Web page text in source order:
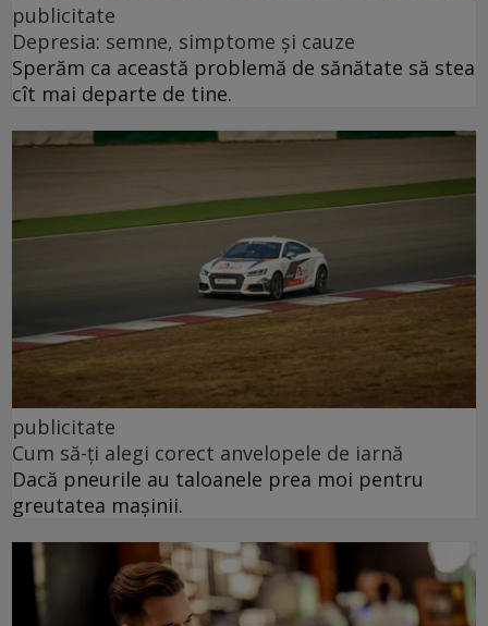
publicitate
Depresia: semne, simptome și cauze
Sperăm ca această problemă de sănătate să stea
cît mai departe de tine.
publicitate
Cum să-ți alegi corect anvelopele de iarnă
Dacă pneurile au taloanele prea moi pentru
greutatea mașinii.